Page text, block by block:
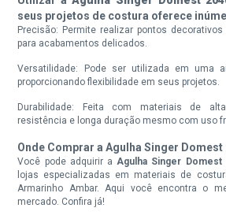
seus projetos de costura oferece
Precisão: Permite realizar pontos
para acabamentos delicados.
Versatilidade: Pode ser utilizada em uma
proporcionando flexibilidade em seus projetos.
Durabilidade: Feita com materiais de
resistência e longa duração mesmo com uso
Onde Comprar a Agulha Singer
Você pode adquirir aAgulha Singer
lojas especializadas em materiais de
Armarinho Ambar. Aqui você encontra o
mercado. Confira já!